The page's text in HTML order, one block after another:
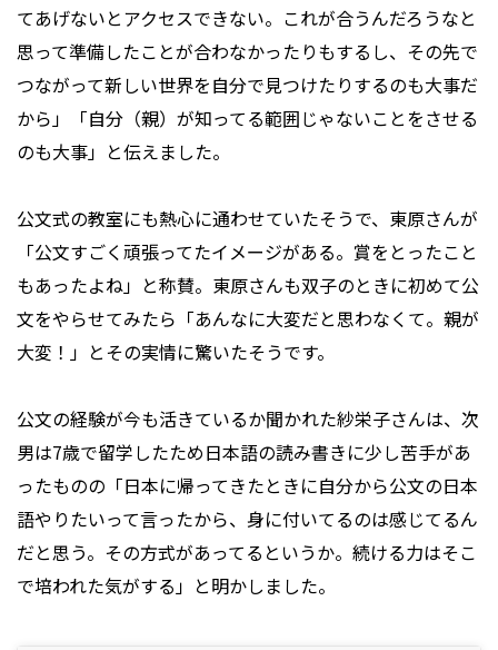
てあげないとアクセスできない。これが合うんだろうなと
思って準備したことが合わなかったりもするし、その先で
つながって新しい世界を自分で見つけたりするのも大事だ
から」「自分（親）が知ってる範囲じゃないことをさせる
のも大事」と伝えました。
公文式の教室にも熱心に通わせていたそうで、東原さんが
「公文すごく頑張ってたイメージがある。賞をとったこと
もあったよね」と称賛。東原さんも双子のときに初めて公
文をやらせてみたら「あんなに大変だと思わなくて。親が
大変！」とその実情に驚いたそうです。
公文の経験が今も活きているか聞かれた紗栄子さんは、次
男は7歳で留学したため日本語の読み書きに少し苦手があ
ったものの「日本に帰ってきたときに自分から公文の日本
語やりたいって言ったから、身に付いてるのは感じてるん
だと思う。その方式があってるというか。続ける力はそこ
で培われた気がする」と明かしました。